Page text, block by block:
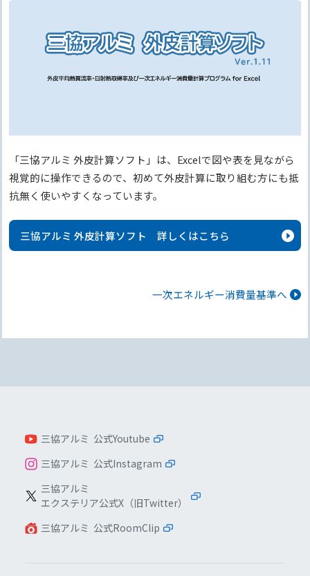
「三協アルミ 外皮計算ソフト」は、Excelで図や表を見ながら
視覚的に操作できるので、初めて外皮計算に取り組む方にも抵
抗無く使いやすくなっています。
三協アルミ 外皮計算ソフト 詳しくはこちら
一次エネルギー消費量基準へ
三協アルミ 公式Youtube
三協アルミ 公式Instagram
三協アルミ
エクステリア公式X（旧Twitter）
三協アルミ 公式RoomClip